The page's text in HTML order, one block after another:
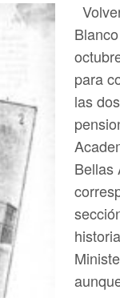
para
las
Bellas